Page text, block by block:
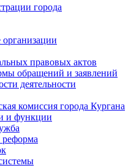
города
правовых актов
обращений и заявлений
деятельности
комиссия города Кургана
и функции